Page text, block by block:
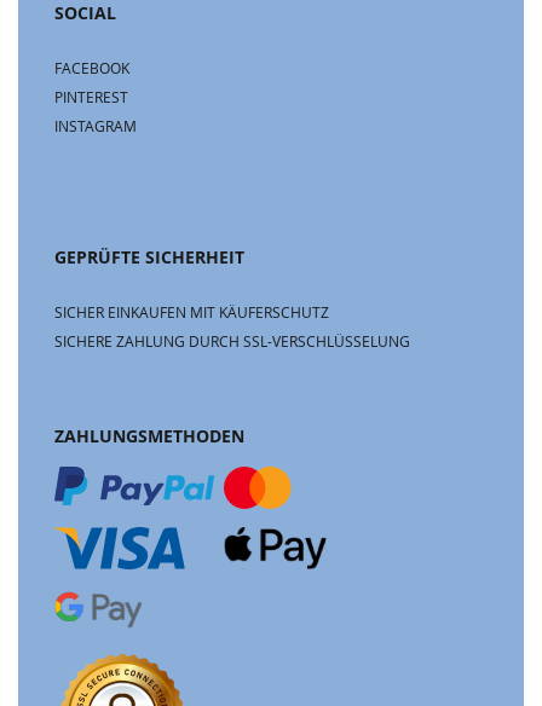
SOCIAL
FACEBOOK
PINTEREST
INSTAGRAM
GEPRÜFTE SICHERHEIT
SICHER EINKAUFEN MIT KÄUFERSCHUTZ
SICHERE ZAHLUNG DURCH SSL-VERSCHLÜSSELUNG
ZAHLUNGSMETHODEN